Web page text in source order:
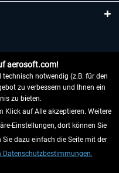
aerosoft.com!
notwendig (z.B. für den
zu verbessern und Ihnen ein
zu bieten.
Klick auf Alle akzeptieren. Weitere
Einstellungen, dort können Sie
Sie dazu einfach die Seite mit der
Datenschutzbestimmungen.